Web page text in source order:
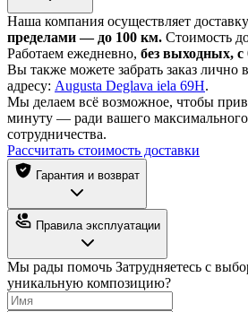
Наша компания осуществляет доставку
пределами — до 100 км. Стоимость
Работаем ежедневно, без выходных, с
Вы также можете забрать заказ лично
адресу: Augusta Deglava iela 69H.
Мы делаем всё возможное, чтобы
минуту — ради вашего
сотрудничества.
Рассчитать стоимость доставки
Гарантия и возврат
Правила эксплуатации
Мы рады помочь Затрудняетесь с
уникальную композицию?